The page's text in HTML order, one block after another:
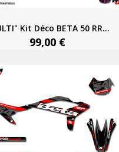
Kit Déco BETA 50 RR...
99,00 €